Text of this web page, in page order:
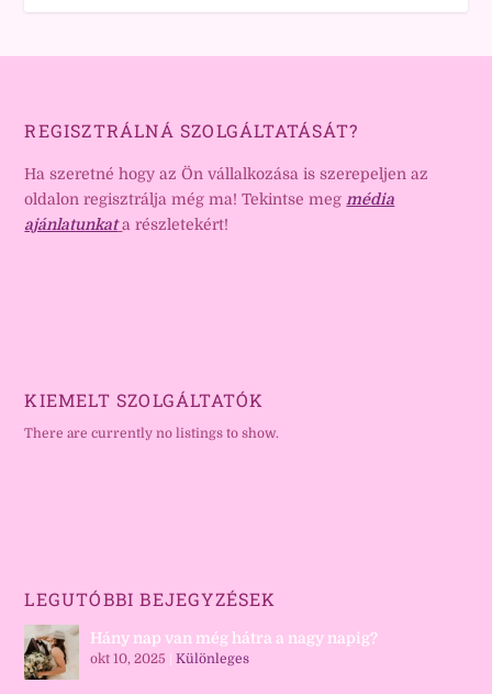
REGISZTRÁLNÁ SZOLGÁLTATÁSÁT?
Ha szeretné hogy az Ön vállalkozása is szerepeljen az
oldalon regisztrálja még ma! Tekintse meg média
ajánlatunkat a részletekért!
KIEMELT SZOLGÁLTATÓK
There are currently no listings to show.
LEGUTÓBBI BEJEGYZÉSEK
Hány nap van még hátra a nagy napig?
okt 10, 2025 |Különleges